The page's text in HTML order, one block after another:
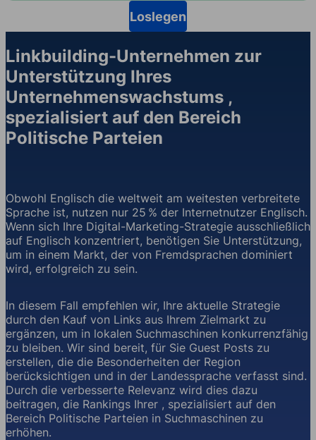
Loslegen
Linkbuilding-Unternehmen zur
Unterstützung Ihres
Unternehmenswachstums ,
spezialisiert auf den Bereich
Politische Parteien
Obwohl Englisch die weltweit am weitesten verbreitete
Sprache ist, nutzen nur 25 % der Internetnutzer Englisch.
Wenn sich Ihre Digital-Marketing-Strategie ausschließlich
auf Englisch konzentriert, benötigen Sie Unterstützung,
um in einem Markt, der von Fremdsprachen dominiert
wird, erfolgreich zu sein.
In diesem Fall empfehlen wir, Ihre aktuelle Strategie
durch den Kauf von Links aus Ihrem Zielmarkt zu
ergänzen, um in lokalen Suchmaschinen konkurrenzfähig
zu bleiben. Wir sind bereit, für Sie Guest Posts zu
erstellen, die die Besonderheiten der Region
berücksichtigen und in der Landessprache verfasst sind.
Durch die verbesserte Relevanz wird dies dazu
beitragen, die Rankings Ihrer , spezialisiert auf den
Bereich Politische Parteien in Suchmaschinen zu
erhöhen.